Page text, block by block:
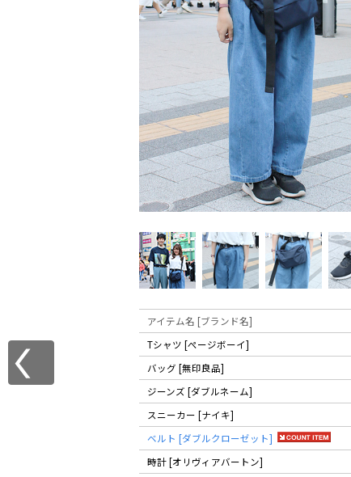
アイテム名 [ブランド名]
Tシャツ [ぺージボーイ]
バッグ [無印良品]
ジーンズ [ダブルネーム]
スニーカー [ナイキ]
ベルト [ダブルクローゼット]
時計 [オリヴィアバートン]